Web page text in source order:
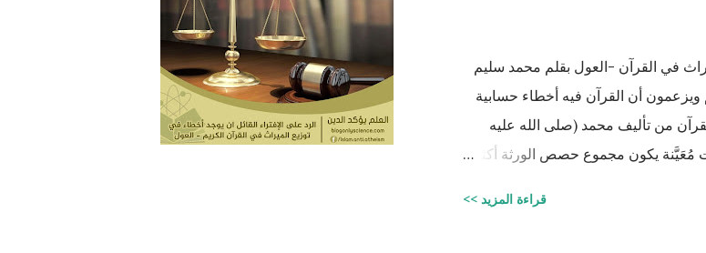
في القرآن -العول بقلم محمد سليم
ويزعمون أن القرآن فيه أخطاء حسابية
من تأليف محمد (صلى الله عليه
مُعَيَّنة يكون مجموع حصص الورثة أكثر
إبداعاته! على كل حال، حدَّدت آيات
قراءة المزيد >>